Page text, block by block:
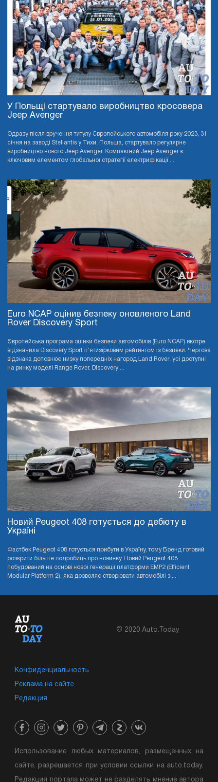
У Польщі стартувало виробництво кросовера
Jeep Avenger
Одразу після вручення титулу Європейського автомобіля року 2023, 31
січня на заводі Stellantis у Тихи, Польща, стартувало регулярне
виробництво нового Jeep Avenger. Компактний Jeep Avenger є
ключовим елементом глобальної стратегії електрифікації ...
Euro NCAP оцінив безпеку оновленого Land
Rover Discovery Sport
Європейська програма оцінки безпеки автомобілів (Euro NCAP) вкотре
відзначила Discovery Sport п’ятизірковим рейтингом із безпеки. Чергова
відзнака доповнює низку попередніх нагород Land Rover: усі доступні
на ринку моделі Range Rover, Discovery ...
Новий Peugeot 408 готується до дебюту в
Україні
Фастбек Peugeot 408 готується прибути в Україну, тому Бренд готовий
розкрити більше подробиць про новинку. Новий Peugeot 408
побудований на основі нової генерації платформи EMP2 (Efficient
Modular Platform 2), яка дозволяє створювати автомобілі з ...
© 2020 Auto.Today
Конфиденциальность
Реклама на сайте
Редакция
Использование любых материалов, размещенных на
сайте, разрешается при условии ссылки на auto.today.
Редакция портала может не разделять мнение автора